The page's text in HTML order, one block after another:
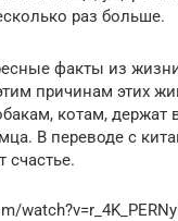
раз больше.
факты из
причинам этих
котам, держат
В переводе с
счастье.